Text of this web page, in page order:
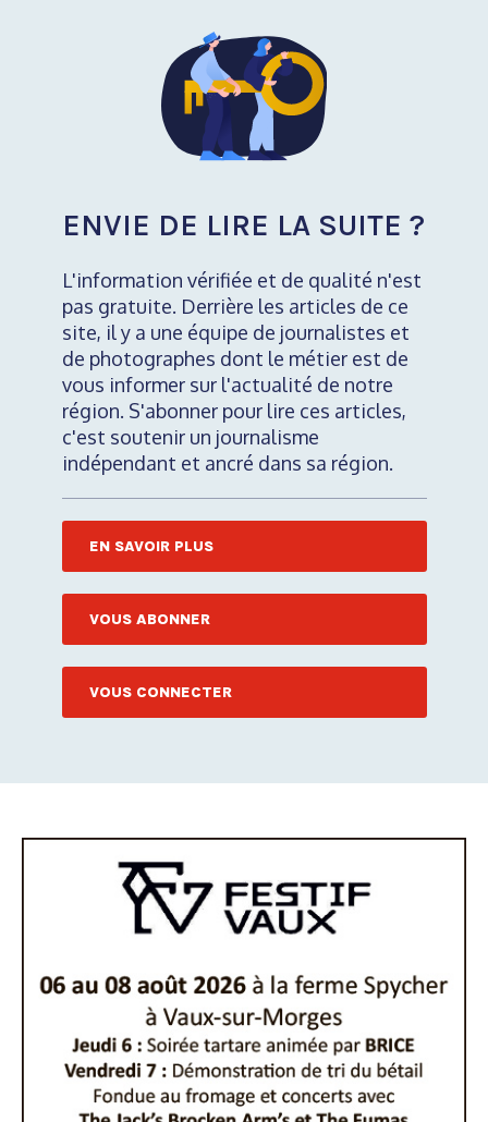
ENVIE DE LIRE LA SUITE ?
L'information vérifiée et de qualité n'est
pas gratuite. Derrière les articles de ce
site, il y a une équipe de journalistes et
de photographes dont le métier est de
vous informer sur l'actualité de notre
région. S'abonner pour lire ces articles,
c'est soutenir un journalisme
indépendant et ancré dans sa région.
EN SAVOIR PLUS
VOUS ABONNER
VOUS CONNECTER